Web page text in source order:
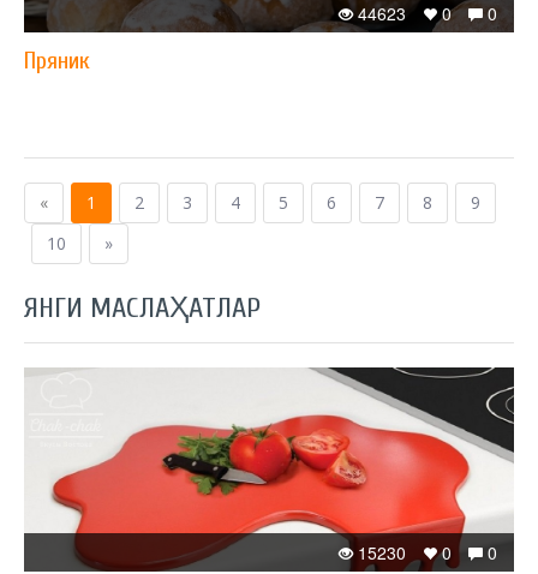
0
0
44623
Пряник
« 1 2 3 4 5 6 7 8
9
10
»
ЯНГИ МАСЛАҲАТЛАР
0
0
15230